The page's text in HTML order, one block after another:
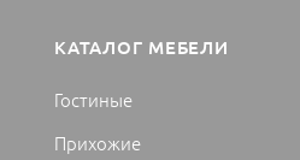
КАТАЛОГ МЕБЕЛИ
Гостиные
Прихожие